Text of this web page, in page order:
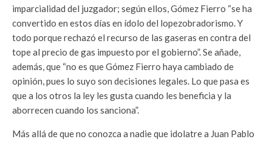
imparcialidad del juzgador; según ellos, Gómez Fierro “se ha
convertido en estos días en ídolo del lopezobradorismo. Y
todo porque rechazó el recurso de las gaseras en contra del
tope al precio de gas impuesto por el gobierno”. Se añade,
además, que “no es que Gómez Fierro haya cambiado de
opinión, pues lo suyo son decisiones legales. Lo que pasa es
que a los otros la ley les gusta cuando les beneficia y la
aborrecen cuando los sanciona”.
Más allá de que no conozca a nadie que idolatre a Juan Pablo